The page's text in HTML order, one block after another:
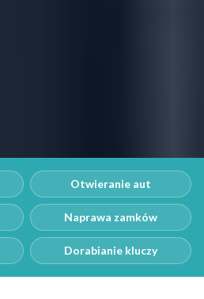
Otwieranie aut
Naprawa zamków
Dorabianie kluczy